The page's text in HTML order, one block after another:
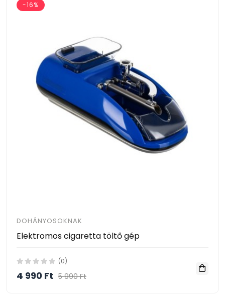
-16%
DOHÁNYOSOKNAK
Elektromos cigaretta töltő gép
(0)
4 990 Ft 5 990 Ft